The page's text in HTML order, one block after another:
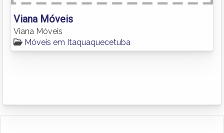
Viana Móveis
Viana Móveis
Móveis em Itaquaquecetuba